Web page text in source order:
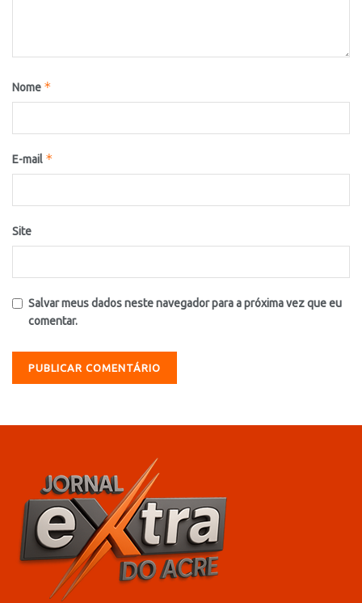
Nome *
E-mail *
Site
Salvar meus dados neste navegador para a próxima vez que eu
comentar.